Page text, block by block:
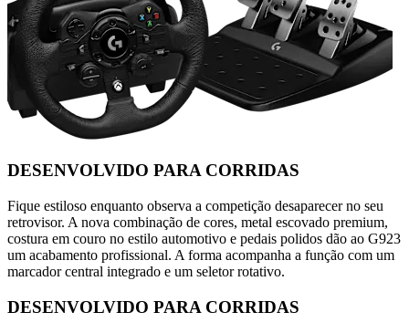
DESENVOLVIDO PARA CORRIDAS
Fique estiloso enquanto observa a competição desaparecer no seu
retrovisor. A nova combinação de cores, metal escovado premium,
costura em couro no estilo automotivo e pedais polidos dão ao G923
um acabamento profissional. A forma acompanha a função com um
marcador central integrado e um seletor rotativo.
DESENVOLVIDO PARA CORRIDAS